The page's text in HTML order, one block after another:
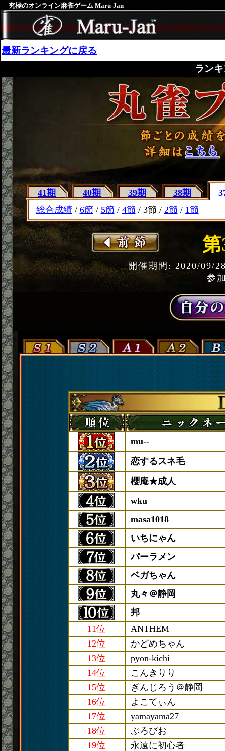
究極のオンライン麻雀ゲーム Maru-Jan
最新ランキングに戻る
ラン
41期 40期 39期 38期
総合成績/ 6節 / 5節 / 4節 / 3節 / 2節 / 1節
第
開催期間: 2020/09/
参
mu--
恋するスネ毛
櫻庵★成人
wku
masa1018
いちにゃん
パーラメン
ベガちゃん
丸々＠静岡
邦
11位
ANTHEM
12位
かどめちゃん
13位
pyon-kichi
14位
こんきりり
15位
ぎんじろう＠静岡
16位
よこてぃん
17位
yamayama27
18位
ぷろびお
19位
永遠に初心者